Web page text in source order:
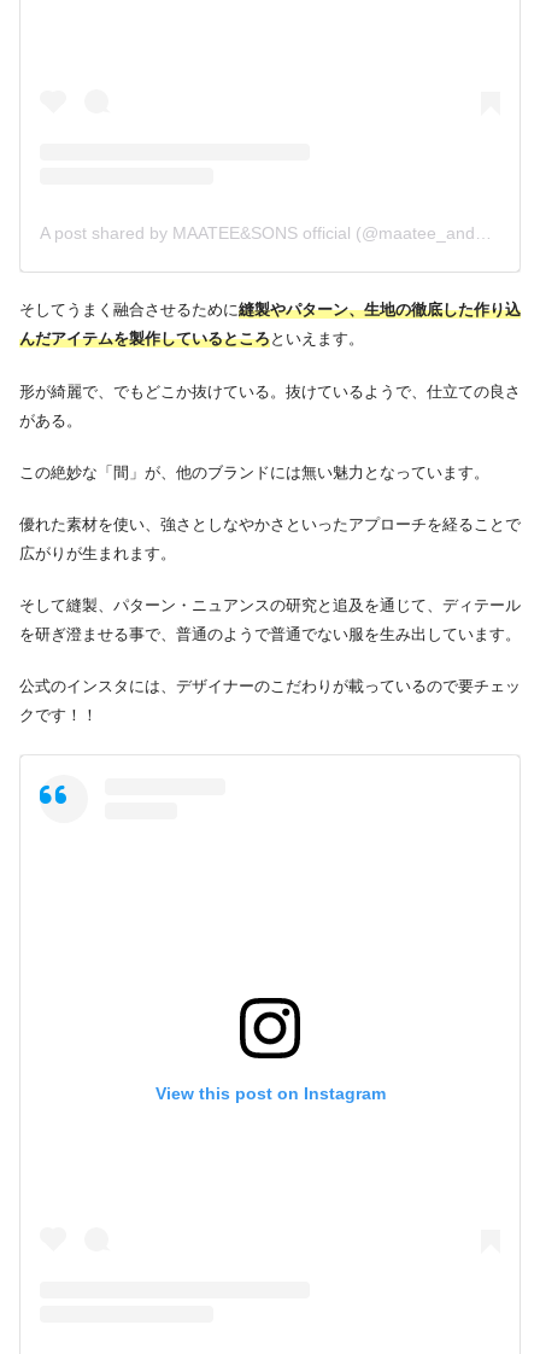
A post shared by MAATEE&SONS official (@maatee_and_sons)
そしてうまく融合させるために縫製やパターン、生地の徹底した作り込
んだアイテムを製作しているところといえます。
形が綺麗で、でもどこか抜けている。抜けているようで、仕立ての良さ
がある。
この絶妙な「間」が、他のブランドには無い魅力となっています。
優れた素材を使い、強さとしなやかさといったアプローチを経ることで
広がりが生まれます。
そして縫製、パターン・ニュアンスの研究と追及を通じて、ディテール
を研ぎ澄ませる事で、普通のようで普通でない服を生み出しています。
公式のインスタには、デザイナーのこだわりが載っているので要チェッ
クです！！
View this post on Instagram